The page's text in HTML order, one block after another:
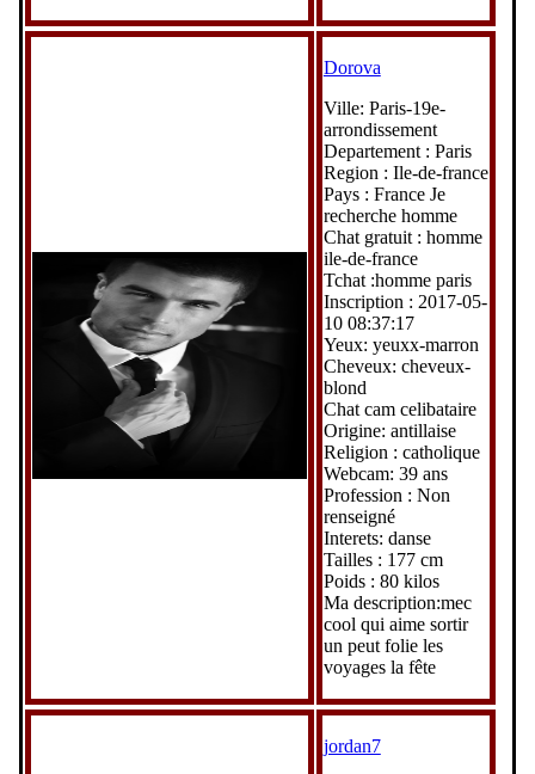
Dorova
Ville: Paris-19e-
arrondissement
Departement : Paris
Region : Ile-de-france
Pays : France Je
recherche homme
Chat gratuit : homme
ile-de-france
Tchat :homme paris
Inscription : 2017-05-
10 08:37:17
Yeux: yeuxx-marron
Cheveux: cheveux-
blond
Chat cam celibataire
Origine: antillaise
Religion : catholique
Webcam: 39 ans
Profession : Non
renseigné
Interets: danse
Tailles : 177 cm
Poids : 80 kilos
Ma description:mec
cool qui aime sortir
un peut folie les
voyages la fête
jordan7